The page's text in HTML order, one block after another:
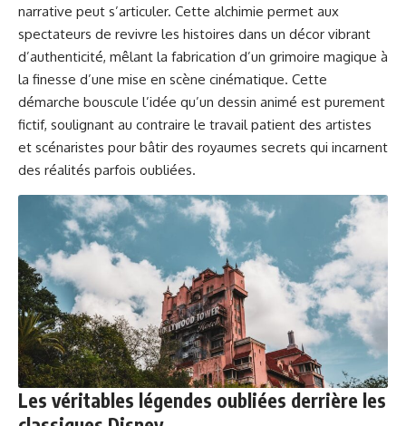
narrative peut s’articuler. Cette alchimie permet aux
spectateurs de revivre les histoires dans un décor vibrant
d’authenticité, mêlant la fabrication d’un grimoire magique à
la finesse d’une mise en scène cinématique. Cette
démarche bouscule l’idée qu’un dessin animé est purement
fictif, soulignant au contraire le travail patient des artistes
et scénaristes pour bâtir des royaumes secrets qui incarnent
des réalités parfois oubliées.
Les véritables légendes oubliées derrière les